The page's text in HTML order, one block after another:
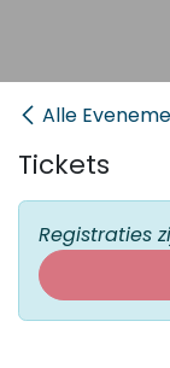
Alle
Tickets
Registraties